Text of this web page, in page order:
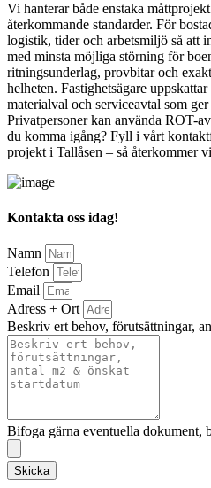
Vi hanterar både enstaka
återkommande standarder. För
logistik, tider och arbetsmiljö så att
med minsta möjliga störning för
ritningsunderlag, provbitar och
helheten. Fastighetsägare
materialval och serviceavtal som
Privatpersoner kan använda ROT-
du komma igång? Fyll i vårt
projekt i Tallåsen – så återkommer
Kontakta oss idag!
Namn
Telefon
Email
Adress + Ort
Beskriv ert behov, förutsättningar,
Bifoga gärna eventuella dokument,
Skicka